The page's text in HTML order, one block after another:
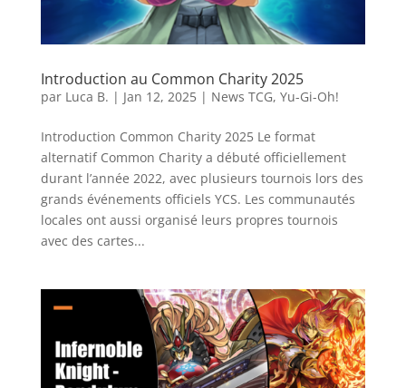
Introduction au Common Charity 2025
par Luca B. | Jan 12, 2025| News TCG, Yu-Gi-Oh!
Introduction Common Charity 2025 Le format
alternatif Common Charity a débuté officiellement
durant l’année 2022, avec plusieurs tournois lors des
grands événements officiels YCS. Les communautés
locales ont aussi organisé leurs propres tournois
avec des cartes...